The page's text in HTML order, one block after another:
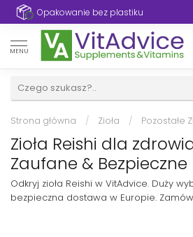
Opakowanie bez plastiku
MENU
Strona główna / Zioła / Pozostałe
Zioła Reishi dla
Zaufane & Bezpieczne
Odkryj zioła Reishi w VitAdvice. Duży
bezpieczna dostawa w Europie.